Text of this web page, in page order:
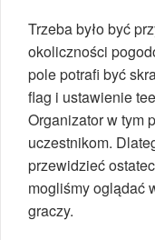
Trzeba było być
okoliczności
pole potrafi być
flag i ustawienie
Organizator w tym
uczestnikom.
przewidzieć
mogliśmy oglądać
graczy.